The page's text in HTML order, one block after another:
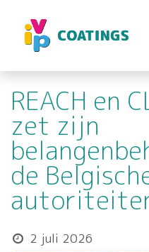
REACH en
zet zijn
de
2 juli 2026